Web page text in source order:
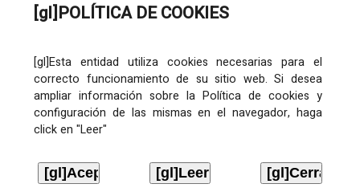
[gl]POLÍTICA DE COOKIES
[gl]Esta entidad utiliza cookies necesarias para el
correcto funcionamiento de su sitio web. Si desea
ampliar información sobre la Política de cookies y
configuración de las mismas en el navegador, haga
click en "Leer"